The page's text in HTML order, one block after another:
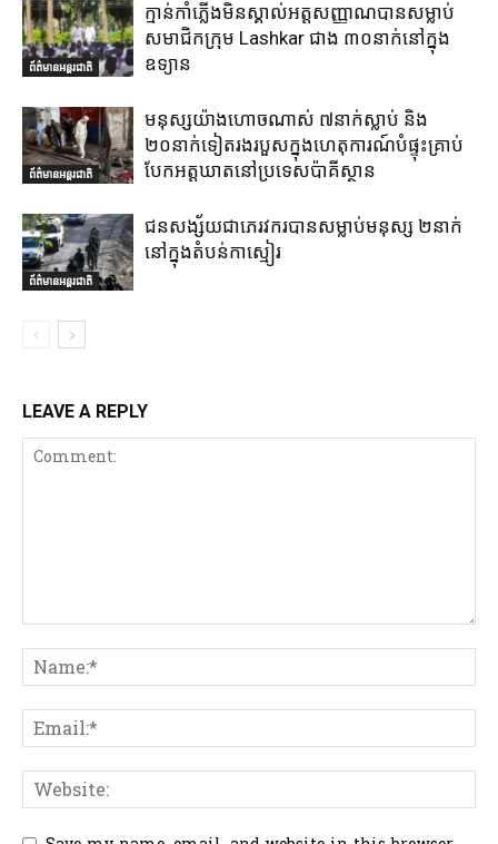
ព័ត៌មានអន្តរជាតិ
ក្មាន់កាំភ្លើងមិនស្គាល់អត្តសញ្ញាណបានសម្លាប់
សមាជិកក្រុម Lashkar ជាង ៣០នាក់នៅក្នុង
ឧទ្យាន
ព័ត៌មានអន្តរជាតិ
មនុស្សយ៉ាងហោចណាស់ ៧នាក់ស្លាប់ និង
២០នាក់ទៀតរងរបួសក្នុងហេតុការណ៍បំផ្ទុះគ្រាប់
បែកអត្តឃាតនៅប្រទេសប៉ាគីស្ថាន
ព័ត៌មានអន្តរជាតិ
ជនសង្ស័យជាភេរវករបានសម្លាប់មនុស្ស ២នាក់
នៅក្នុងតំបន់កាស្មៀរ
LEAVE A REPLY